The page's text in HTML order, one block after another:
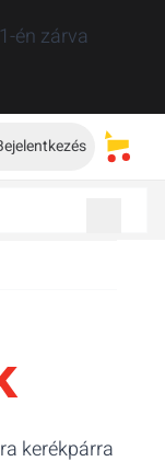
én zárva
kerékpárra